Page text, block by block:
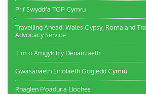
Prif Swyddfa TGP Cymru
Travelling Ahead: Wales Gypsy, Roma and
Advocacy Service
Tîm o Amgylch y Denantiaeth
Gwasanaeth Eiriolaeth Gogledd Cymru
Rhaglen Ffoadur a Lloches